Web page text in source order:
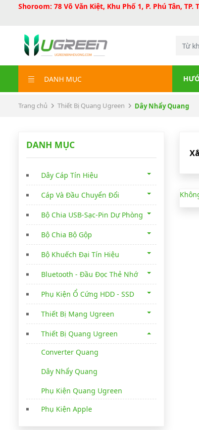
Shoroom: 78 Võ Văn Kiệt, Khu Phố 1, P. Phú Tân,
DANH MỤC
Trang chủ Thiết Bị Quang Ugreen Dây Nhẩy Quang
DANH MỤC
Dây Cáp Tín Hiệu
Cáp Và Đầu Chuyển Đổi
Bộ Chia USB-Sạc-Pin Dự Phòng
Bộ Chia Bộ Gộp
Bộ Khuếch Đại Tín Hiệu
Bluetooth - Đầu Đọc Thẻ Nhớ
Phụ Kiện Ổ Cứng HDD - SSD
Thiết Bị Mạng Ugreen
Thiết Bị Quang Ugreen
Converter Quang
Dây Nhẩy Quang
Phụ Kiện Quang Ugreen
Phụ Kiện Apple